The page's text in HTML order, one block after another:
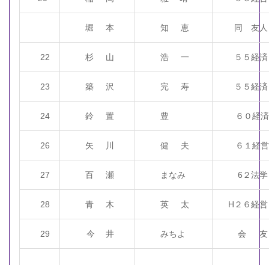
堀 本 知 恵 同 友人
22 杉 山 浩 一 ５５経済
23 築 沢 完 寿 ５５経済
24 鈴 置 豊 ６０経済
26 矢 川 健 夫 ６１経営
27 百 瀬 まなみ 6２法学
28 青 木 英 太 H２６経営
29 今 井 みちよ 会 友